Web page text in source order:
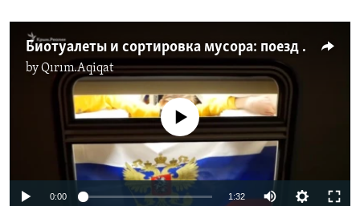
Биотуалеты и сортировка мусора: поезд «Москва – Симферополь» изнутри (видео)
byQırım.Aqiqat
No media source currently available
0:00 1:32